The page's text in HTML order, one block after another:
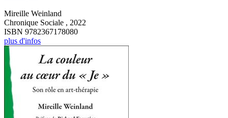
Mireille Weinland
Chronique Sociale , 2022
ISBN 9782367178080
plus d'infos